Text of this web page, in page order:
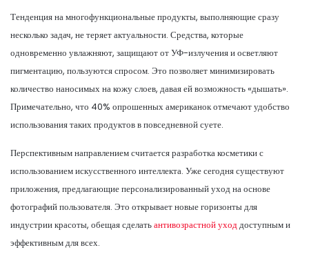
Тенденция на многофункциональные продукты, выполняющие сразу
несколько задач, не теряет актуальности. Средства, которые
одновременно увлажняют, защищают от УФ-излучения и осветляют
пигментацию, пользуются спросом. Это позволяет минимизировать
количество наносимых на кожу слоев, давая ей возможность «дышать».
Примечательно, что 40% опрошенных американок отмечают удобство
использования таких продуктов в повседневной суете.
Перспективным направлением считается разработка косметики с
использованием искусственного интеллекта. Уже сегодня существуют
приложения, предлагающие персонализированный уход на основе
фотографий пользователя. Это открывает новые горизонты для
индустрии красоты, обещая сделатьантивозрастной уходдоступным и
эффективным для всех.